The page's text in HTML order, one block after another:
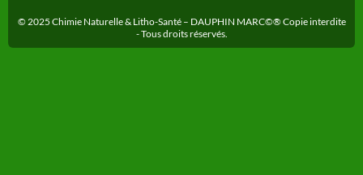
© 2025 Chimie Naturelle & Litho-Santé – DAUPHIN MARC©® Copie interdite
- Tous droits réservés.